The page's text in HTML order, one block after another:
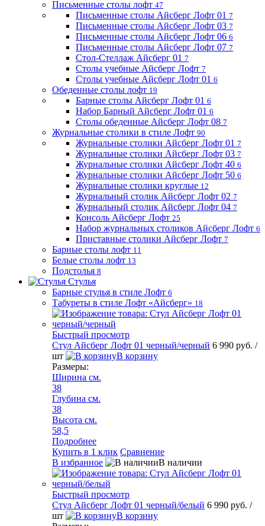
Письменные столы лофт 47
Письменные столы Айсберг Лофт 01 7
Письменные столы Айсберг Лофт 03 7
Письменные столы Айсберг Лофт 06 6
Письменные столы Айсберг Лофт 07 7
Стол-Стеллаж Айсберг 01 7
Столы учебные Айсберг Лофт 7
Столы учебные Айсберг Лофт 01 6
Обеденные столы лофт 19
Барные столы Айсберг Лофт 01 6
Набор Барный Айсберг Лофт 01 6
Столы обеденные Айсберг Лофт 08 7
Журнальные столики в стиле Лофт 90
Журнальные столики Айсберг Лофт 01 7
Журнальные столики Айсберг Лофт 03 7
Журнальные столики Айсберг Лофт 40 6
Журнальные столики Айсберг Лофт 50 6
Журнальные столики круглые 12
Журнальный столик Айсберг Лофт 02 7
Журнальный столик Айсберг Лофт 04 7
Консоль Айсберг Лофт 25
Набор журнальных столиков Айсберг Лофт 6
Приставные столики Айсберг Лофт 7
Барные столы лофт 11
Белые столы лофт 13
Подстолья 8
Стулья
Барные стулья в стиле Лофт 6
Табуреты в стиле Лофт «Айсберг» 18
Быстрый просмотр
Стул Айсберг Лофт 01 черный/черный 6 990 руб. /
шт
В корзину
Размеры:
Ширина см.
38
Глубина см.
38
Высота см.
58,5
Подробнее
Купить в 1 клик Сравнение
В избранное
В наличии
Быстрый просмотр
Стул Айсберг Лофт 01 черный/белый 6 990 руб. /
шт
В корзину